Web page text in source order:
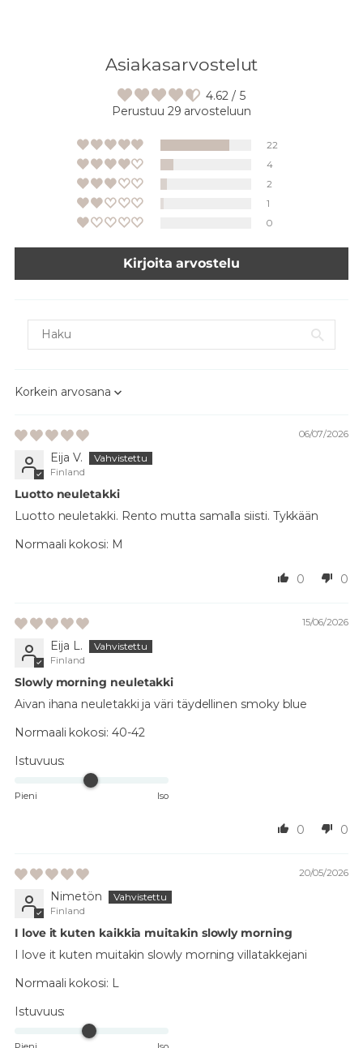
Asiakasarvostelut
4.62 / 5
Perustuu 29 arvosteluun
22
4
2
1
0
Kirjoita arvostelu
Sort by
06/07/2026
Eija V.
Finland
Luotto neuletakki
Luotto neuletakki. Rento mutta samalla siisti. Tykkään
Normaali kokosi: M
0 0
15/06/2026
Eija L.
Finland
Slowly morning neuletakki
Aivan ihana neuletakki ja väri täydellinen smoky blue
Normaali kokosi: 40-42
Istuvuus:
Pieni Iso
0 0
20/05/2026
Nimetön
Finland
I love it kuten kaikkia muitakin slowly morning
I love it kuten muitakin slowly morning villatakkejani
Normaali kokosi: L
Istuvuus: